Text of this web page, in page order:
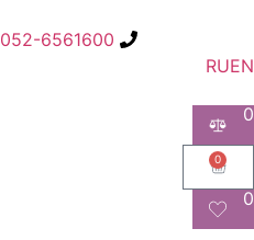
052-6561600
EN
RU
0
0
0